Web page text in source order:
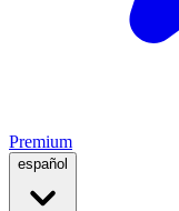
Premium
español